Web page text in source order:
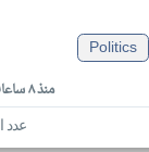
Politics
منذ ٨ ساعات
عدد